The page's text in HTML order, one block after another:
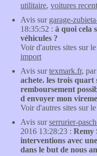
utilitaire, voitures
Avis sur garage-
18:35:52 : à quoi cela
véhicules ?
Voir d'autres sites sur
import
Avis surtexmark.fr,
achete. les trois quart
remboursement
d envoyer mon
Voir d'autres sites sur
Avis surserrurier-
2016 13:28:23 : Remy
interventions avec
dans le but de nous